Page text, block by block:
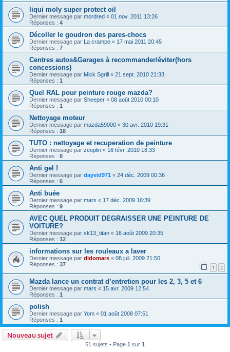
liqui moly super protect oil
Dernier message par mordred « 01 nov. 2011 13:26
Réponses : 4
Décoller le goudron des pares-chocs
Dernier message par La crampe « 17 mai 2011 20:45
Réponses : 7
Centres autos&Garages à recommander/éviter(hors
concessions)
Dernier message par Mick Sgrill « 21 sept. 2010 21:33
Réponses : 1
Quel RAL pour peinture rouge mazda?
Dernier message par Sheeper « 08 août 2010 00:10
Réponses : 1
Nettoyage moteur
Dernier message par mazda59000 « 30 avr. 2010 19:31
Réponses : 18
TUTO : nettoyage et recuperation de peinture
Dernier message par zeeplin « 16 févr. 2010 18:33
Réponses : 8
Anti gel !
Dernier message par dayvid971 « 24 déc. 2009 00:36
Réponses : 6
Anti buée
Dernier message par mars « 17 déc. 2009 16:39
Réponses : 9
AVEC QUEL PRODUIT DEGRAISSER UNE PEINTURE DE
VOITURE?
Dernier message par sk13_titan « 16 août 2009 20:35
Réponses : 12
informations sur les rouleaux a laver
Dernier message par didomars « 08 juil. 2009 21:50
Réponses : 37 1 2
Mazda lance un contrat d’entretien pour les 2, 3, 5 et 6
Dernier message par mars « 15 avr. 2009 12:54
Réponses : 1
polish
Dernier message par Yom « 01 août 2008 07:51
Réponses : 1
Nouveau sujet
51 sujets • Page 1 sur 1